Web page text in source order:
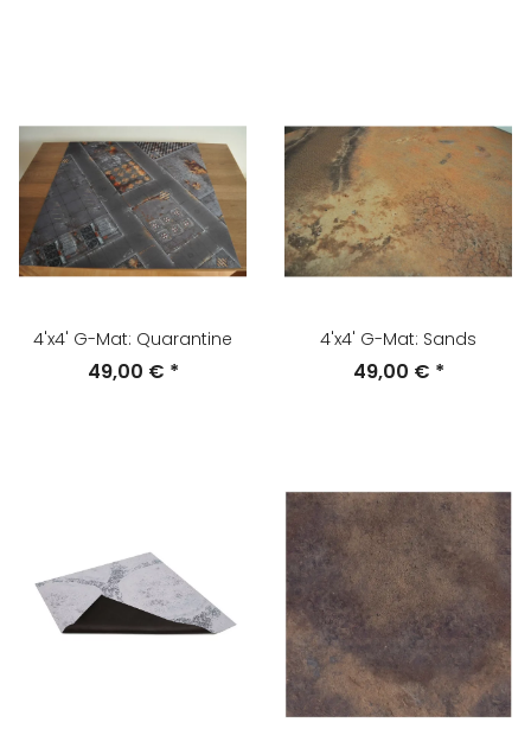
4'x4' G-Mat: Quarantine
49,00 € *
4'x4' G-Mat: Sands
49,00 € *